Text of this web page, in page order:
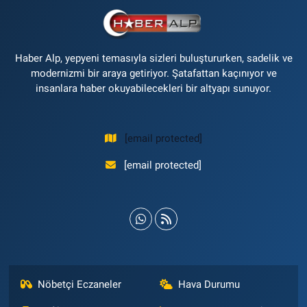
Haber Alp, yepyeni temasıyla sizleri buluştururken, sadelik ve
modernizmi bir araya getiriyor. Şatafattan kaçınıyor ve
insanlara haber okuyabilecekleri bir altyapı sunuyor.
[email protected]
[email protected]
Nöbetçi Eczaneler Hava Durumu